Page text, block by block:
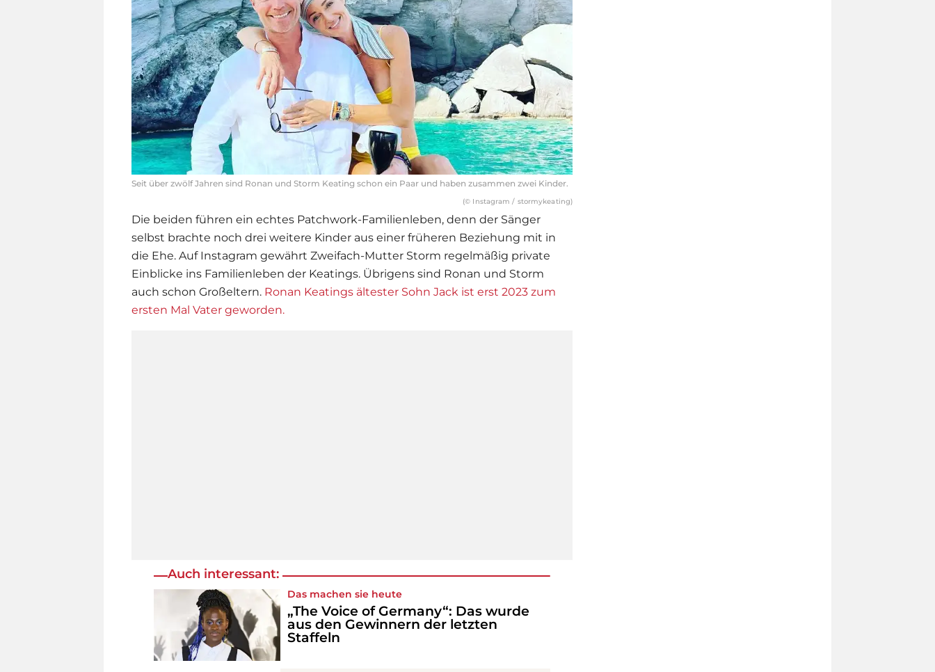
Seit über zwölf Jahren sind Ronan und Storm Keating schon ein Paar und haben zusammen zwei Kinder.
(© Instagram / stormykeating)
Die beiden führen ein echtes Patchwork-Familienleben, denn der Sänger
selbst brachte noch drei weitere Kinder aus einer früheren Beziehung mit in
die Ehe. Auf Instagram gewährt Zweifach-Mutter Storm regelmäßig private
Einblicke ins Familienleben der Keatings. Übrigens sind Ronan und Storm
auch schon Großeltern. Ronan Keatings ältester Sohn Jack ist erst 2023 zum
ersten Mal Vater geworden.
Auch interessant:
Das machen sie heute
„The Voice of Germany“: Das wurde
aus den Gewinnern der letzten
Staffeln